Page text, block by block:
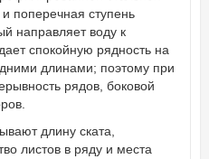
поперечная ступень
направляет воду к
спокойную рядность на
длинами; поэтому при
рядов, боковой
длину ската,
листов в ряду и места